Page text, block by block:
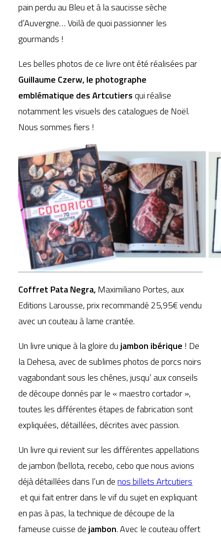
pain perdu au Bleu et à la saucisse sèche
d’Auvergne… Voilà de quoi passionner les
gourmands !
Les belles photos de ce livre ont été réalisées par
Guillaume Czerw, le photographe
emblématique des Artcutiersqui réalise
notamment les visuels des catalogues de Noël.
Nous sommes fiers !
Coffret Pata Negra,Maximiliano Portes, aux
Editions Larousse, prix recommandé 25,95€ vendu
avec un couteau à lame crantée.
Un livre unique à la gloire dujambon ibérique ! De
la Dehesa, avec de sublimes photos de porcs noirs
vagabondant sous les chênes, jusqu’ aux conseils
de découpe donnés par le « maestro cortador »,
toutes les différentes étapes de fabrication sont
expliquées, détaillées, décrites avec passion.
Un livre qui revient sur les différentes appellations
de jambon (bellota, recebo, cebo que nous avions
déjà détaillées dans l’un denos billets Artcutiers
et qui fait entrer dans le vif du sujet en expliquant
en pas à pas, la technique de découpe de la
fameuse cuisse dejambon. Avec le couteau offert